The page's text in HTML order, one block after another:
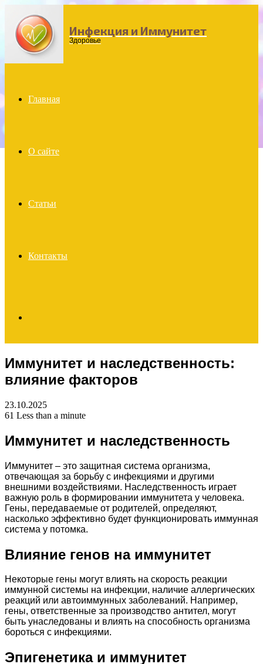
Menu Инфекция и Иммунитет
Здоровье
Главная
О сайте
Статьи
Контакты
for
Иммунитет и наследственность:
влияние факторов
23.10.2025
61 Less than a minute
Иммунитет и наследственность
Иммунитет – это защитная система организма,
отвечающая за борьбу с инфекциями и другими
внешними воздействиями. Наследственность играет
важную роль в формировании иммунитета у человека.
Гены, передаваемые от родителей, определяют,
насколько эффективно будет функционировать иммунная
система у потомка.
Влияние генов на иммунитет
Некоторые гены могут влиять на скорость реакции
иммунной системы на инфекции, наличие аллергических
реакций или автоиммунных заболеваний. Например,
гены, ответственные за производство антител, могут
быть унаследованы и влиять на способность организма
бороться с инфекциями.
Эпигенетика и иммунитет